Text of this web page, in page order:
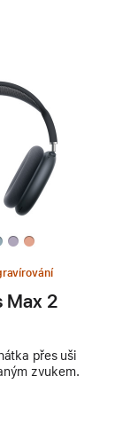
Max 2
přes uši
zvukem.